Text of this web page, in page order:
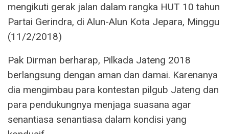
mengikuti gerak jalan dalam rangka HUT 10 tahun
Partai Gerindra, di Alun-Alun Kota Jepara, Minggu
(11/2/2018)
Pak Dirman berharap, Pilkada Jateng 2018
berlangsung dengan aman dan damai. Karenanya
dia mengimbau para kontestan pilgub Jateng dan
para pendukungnya menjaga suasana agar
senantiasa senantiasa dalam kondisi yang